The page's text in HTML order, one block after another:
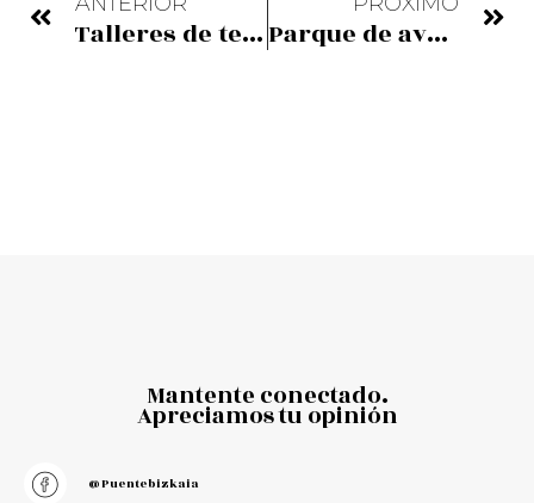
Talleres de tecnología: La cámara oscura Parque de aventura
Mantente conectado.
Apreciamos tu opinión
@puentebizkaia